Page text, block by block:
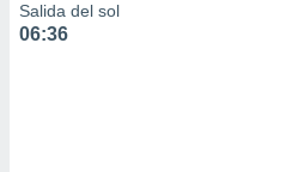
Salida del sol
06:36